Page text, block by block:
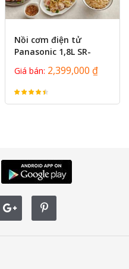
Nồi cơm điện tử
Panasonic 1,8L SR-
Giá bán: 2,399,000 ₫
next